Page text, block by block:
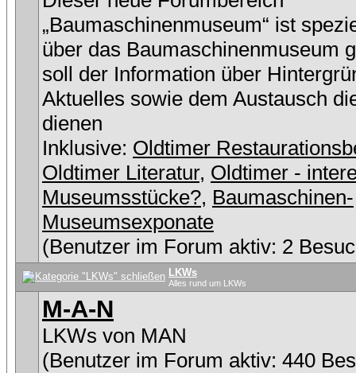
„Baumaschinenmuseum“ ist
über das Baumaschinenmuseum
soll der Information über
Aktuelles sowie dem Austausch
dienen
Inklusive: Oldtimer
Oldtimer Literatur, Oldtimer -
Museumsstücke?, Baumaschinen-
Museumsexponate
(Benutzer im Forum aktiv: 2
LKWs
Alles rund um LKWs
M-A-N
LKWs von MAN
(Benutzer im Forum aktiv: 440